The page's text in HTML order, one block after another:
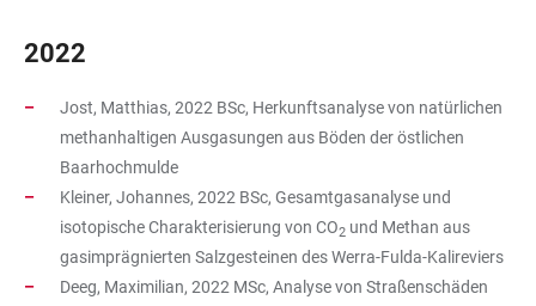
2022
Jost, Matthias, 2022 BSc, Herkunftsanalyse von natürlichen
methanhaltigen Ausgasungen aus Böden der östlichen
Baarhochmulde
Kleiner, Johannes, 2022 BSc, Gesamtgasanalyse und
isotopische Charakterisierung von CO2 und Methan aus
gasimprägnierten Salzgesteinen des Werra-Fulda-Kalireviers
Deeg, Maximilian, 2022 MSc, Analyse von Straßenschäden